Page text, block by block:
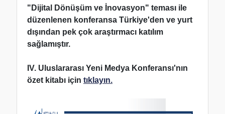
"Dijital Dönüşüm ve İnovasyon" teması ile
düzenlenen konferansa Türkiye'den ve yurt
dışından pek çok araştırmacı katılım
sağlamıştır.
IV. Uluslararası Yeni Medya Konferansı'nın
özet kitabı için tıklayın.